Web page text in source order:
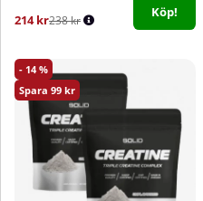
214 kr238 kr
Köp!
14
99